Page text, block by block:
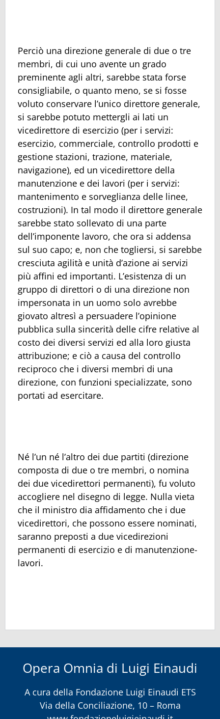
Perciò una direzione generale di due o tre
membri, di cui uno avente un grado
preminente agli altri, sarebbe stata forse
consigliabile, o quanto meno, se si fosse
voluto conservare l’unico direttore generale,
si sarebbe potuto mettergli ai lati un
vicedirettore di esercizio (per i servizi:
esercizio, commerciale, controllo prodotti e
gestione stazioni, trazione, materiale,
navigazione), ed un vicedirettore della
manutenzione e dei lavori (per i servizi:
mantenimento e sorveglianza delle linee,
costruzioni). In tal modo il direttore generale
sarebbe stato sollevato di una parte
dell’imponente lavoro, che ora si addensa
sul suo capo; e, non che togliersi, si sarebbe
cresciuta agilità e unità d’azione ai servizi
più affini ed importanti. L’esistenza di un
gruppo di direttori o di una direzione non
impersonata in un uomo solo avrebbe
giovato altresì a persuadere l’opinione
pubblica sulla sincerità delle cifre relative al
costo dei diversi servizi ed alla loro giusta
attribuzione; e ciò a causa del controllo
reciproco che i diversi membri di una
direzione, con funzioni specializzate, sono
portati ad esercitare.
Né l’un né l’altro dei due partiti (direzione
composta di due o tre membri, o nomina
dei due vicedirettori permanenti), fu voluto
accogliere nel disegno di legge. Nulla vieta
che il ministro dia affidamento che i due
vicedirettori, che possono essere nominati,
saranno preposti a due vicedirezioni
permanenti di esercizio e di manutenzione-
lavori.
Opera Omnia di Luigi Einaudi
A cura della Fondazione Luigi Einaudi ETS
Via della Conciliazione, 10 – Roma